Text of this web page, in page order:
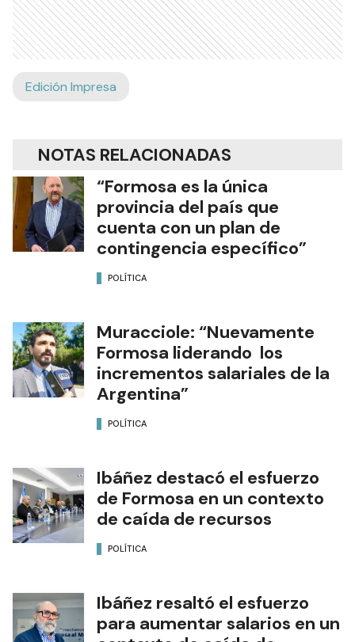
Edición Impresa
NOTAS RELACIONADAS
“Formosa es la única
provincia del país que
cuenta con un plan de
contingencia específico”
POLÍTICA
Muracciole: “Nuevamente
Formosa liderando los
incrementos salariales de la
Argentina”
POLÍTICA
Ibáñez destacó el esfuerzo
de Formosa en un contexto
de caída de recursos
POLÍTICA
Ibáñez resaltó el esfuerzo
para aumentar salarios en un